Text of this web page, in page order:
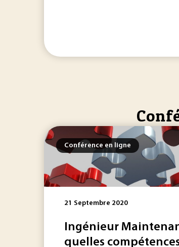
Conférence en ligne
21 Septembre 2020
Ingénieur
quelles